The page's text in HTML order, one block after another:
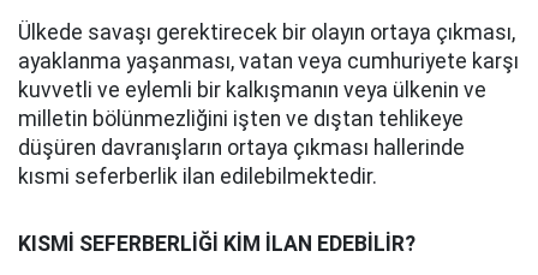
Ülkede savaşı gerektirecek bir olayın ortaya çıkması,
ayaklanma yaşanması, vatan veya cumhuriyete karşı
kuvvetli ve eylemli bir kalkışmanın veya ülkenin ve
milletin bölünmezliğini işten ve dıştan tehlikeye
düşüren davranışların ortaya çıkması hallerinde
kısmi seferberlik ilan edilebilmektedir.
KISMİ SEFERBERLİĞİ KİM İLAN EDEBİLİR?